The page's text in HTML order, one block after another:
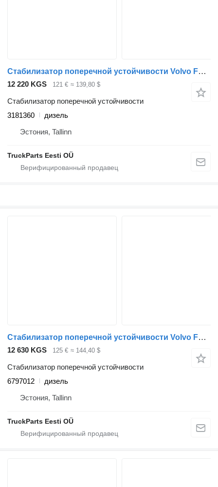
Стабилизатор поперечной устойчивости Volvo FL (01.00-) 3181360 для тягача Volvo FL, FL6, FL7, FL10, FL12, FS718 (1985-2005)
12 220 KGS 121 € ≈ 139,80 $
Стабилизатор поперечной устойчивости
3181360
дизель
Эстония, Tallinn
TruckParts Eesti OÜ
Стабилизатор поперечной устойчивости Volvo FL (01.00-) 6797012 для тягача Volvo FL, FL6, FL7, FL10, FL12, FS718 (1985-2005)
12 630 KGS 125 € ≈ 144,40 $
Стабилизатор поперечной устойчивости
6797012
дизель
Эстония, Tallinn
TruckParts Eesti OÜ